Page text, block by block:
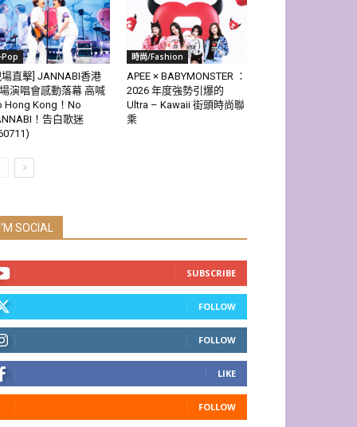
Pop
場直擊] JANNABI香港
演唱會感動落幕 高喊
Hong Kong！No
！告白歌迷
時尚/Fashion
APEE × BABYMONSTER ：
2026 年度強勢引爆的
Ultra – Kawaii 街頭時尚聯
乘
I'M SOCIAL
SUBSCRIBE
FOLLOW
FOLLOW
LIKE
FOLLOW